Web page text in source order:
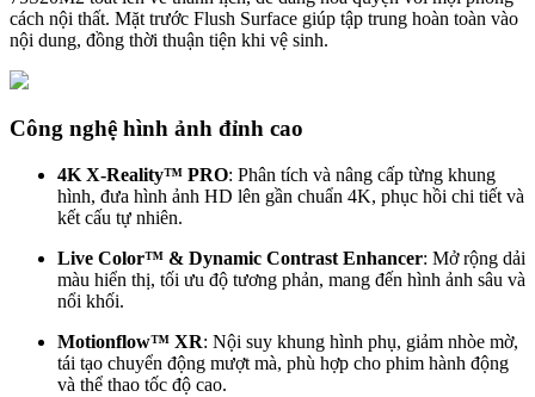
cách nội thất. Mặt trước Flush Surface giúp tập trung hoàn toàn vào
nội dung, đồng thời thuận tiện khi vệ sinh.
Công nghệ hình ảnh đỉnh cao
4K X‑Reality™ PRO: Phân tích và nâng cấp từng khung
hình, đưa hình ảnh HD lên gần chuẩn 4K, phục hồi chi tiết và
kết cấu tự nhiên.
Live Color™ & Dynamic Contrast Enhancer: Mở rộng dải
màu hiển thị, tối ưu độ tương phản, mang đến hình ảnh sâu và
nổi khối.
Motionflow™ XR: Nội suy khung hình phụ, giảm nhòe mờ,
tái tạo chuyển động mượt mà, phù hợp cho phim hành động
và thể thao tốc độ cao.